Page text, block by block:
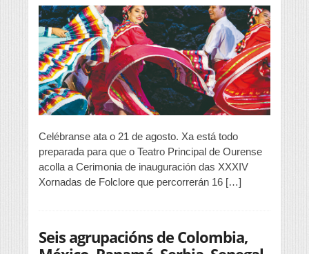
Xornadas
de
Folclore
Celébranse ata o 21 de agosto. Xa está todo
preparada para que o Teatro Principal de Ourense
acolla a Cerimonia de inauguración das XXXIV
Xornadas de Folclore que percorrerán 16 […]
Seis agrupacións de Colombia,